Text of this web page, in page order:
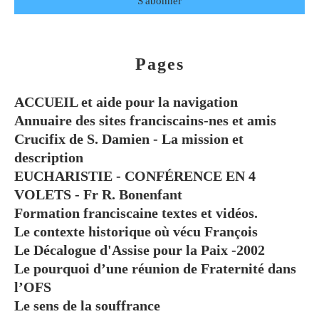
Pages
ACCUEIL et aide pour la navigation
Annuaire des sites franciscains-nes et amis
Crucifix de S. Damien - La mission et
description
EUCHARISTIE - CONFÉRENCE EN 4
VOLETS - Fr R. Bonenfant
Formation franciscaine textes et vidéos.
Le contexte historique où vécu François
Le Décalogue d'Assise pour la Paix -2002
Le pourquoi d’une réunion de Fraternité dans
l’OFS
Le sens de la souffrance